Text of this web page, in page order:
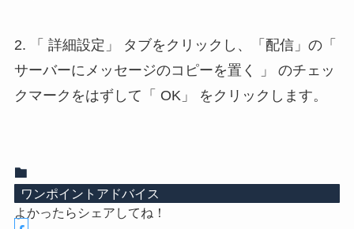
2. 「 詳細設定」 タブをクリックし、「配信」の「
サーバーにメッセージのコピーを置く 」 のチェッ
クマークをはずして「 OK」 をクリックします。
ワンポイントアドバイス
よかったらシェアしてね！